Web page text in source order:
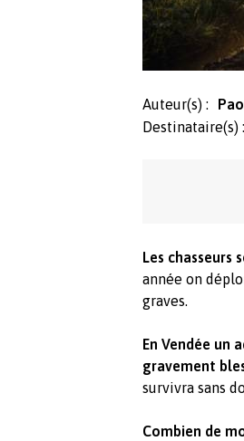
Auteur(s) :
Destinataire(s) :
Les chasseurs
année on
graves.
En Vendée un
gravement
survivra sans
Combien de